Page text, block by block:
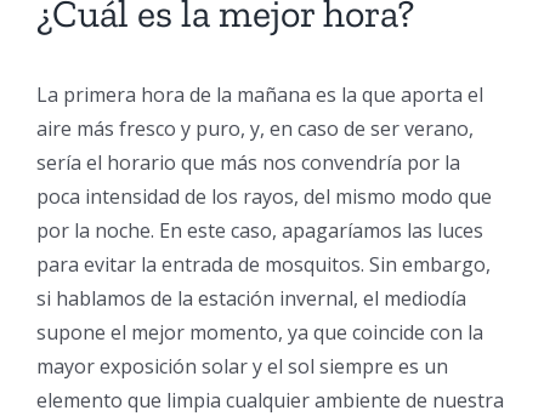
¿Cuál es la mejor hora?
La primera hora de la mañana es la que aporta el
aire más fresco y puro, y, en caso de ser verano,
sería el horario que más nos convendría por la
poca intensidad de los rayos, del mismo modo que
por la noche. En este caso, apagaríamos las luces
para evitar la entrada de mosquitos. Sin embargo,
si hablamos de la estación invernal, el mediodía
supone el mejor momento, ya que coincide con la
mayor exposición solar y el sol siempre es un
elemento que limpia cualquier ambiente de nuestra